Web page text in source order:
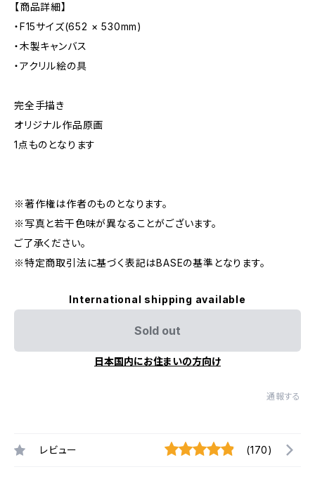
【商品詳細】
・F15サイズ(652 × 530mm)
・木製キャンバス
・アクリル絵の具
完全手描き
オリジナル作品原画
1点ものとなります
※著作権は作者のものとなります。
※写真と若干色味が異なることがございます。
ご了承ください。
※特定商取引法に基づく表記はBASEの基準となります。
International shipping available
Sold out
日本国内にお住まいの方向け
通報する
レビュー (170)